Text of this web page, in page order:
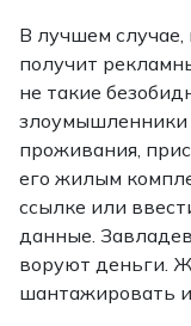
В лучшем случае,
получит
не такие
злоумышленники
проживания,
его жилым
ссылке или
данные.
воруют деньги.
шантажировать